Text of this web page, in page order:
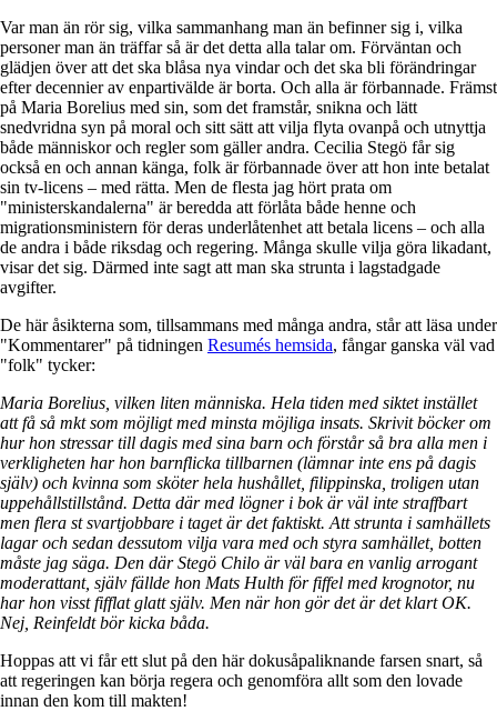
Var man än rör sig, vilka sammanhang man än befinner sig i, vilka
personer man än träffar så är det detta alla talar om. Förväntan och
glädjen över att det ska blåsa nya vindar och det ska bli förändringar
efter decennier av enpartivälde är borta. Och alla är förbannade. Främst
på Maria Borelius med sin, som det framstår, snikna och lätt
snedvridna syn på moral och sitt sätt att vilja flyta ovanpå och utnyttja
både människor och regler som gäller andra. Cecilia Stegö får sig
också en och annan känga, folk är förbannade över att hon inte betalat
sin tv-licens – med rätta. Men de flesta jag hört prata om
"ministerskandalerna" är beredda att förlåta både henne och
migrationsministern för deras underlåtenhet att betala licens – och alla
de andra i både riksdag och regering. Många skulle vilja göra likadant,
visar det sig. Därmed inte sagt att man ska strunta i lagstadgade
avgifter.
De här åsikterna som, tillsammans med många andra, står att läsa under
"Kommentarer" på tidningen Resumés hemsida, fångar ganska väl vad
"folk" tycker:
Maria Borelius, vilken liten människa. Hela tiden med siktet instället
att få så mkt som möjligt med minsta möjliga insats. Skrivit böcker om
hur hon stressar till dagis med sina barn och förstår så bra alla men i
verkligheten har hon barnflicka tillbarnen (lämnar inte ens på dagis
själv) och kvinna som sköter hela hushållet, filippinska, troligen utan
uppehållstillstånd. Detta där med lögner i bok är väl inte straffbart
men flera st svartjobbare i taget är det faktiskt. Att strunta i samhällets
lagar och sedan dessutom vilja vara med och styra samhället, botten
måste jag säga. Den där Stegö Chilo är väl bara en vanlig arrogant
moderattant, själv fällde hon Mats Hulth för fiffel med krognotor, nu
har hon visst fifflat glatt själv. Men när hon gör det är det klart OK.
Nej, Reinfeldt bör kicka båda.
Hoppas att vi får ett slut på den här dokusåpaliknande farsen snart, så
att regeringen kan börja regera och genomföra allt som den lovade
innan den kom till makten!